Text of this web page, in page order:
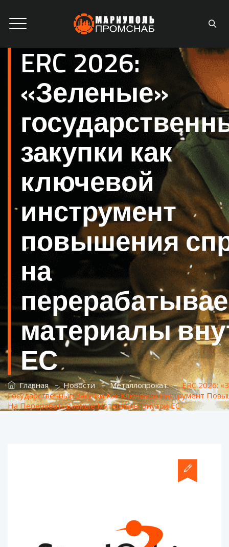
ERC 2026:
«Зеленые»
закупки как
ключевой
инструмент
повышения
на
материалы
ЕС
Главная–Новости–Металлопрокат–ERC 2026:
Государственные Закупки Как Ключевой Инструмент
На Перерабатываемые Материалы Внутри ЕС